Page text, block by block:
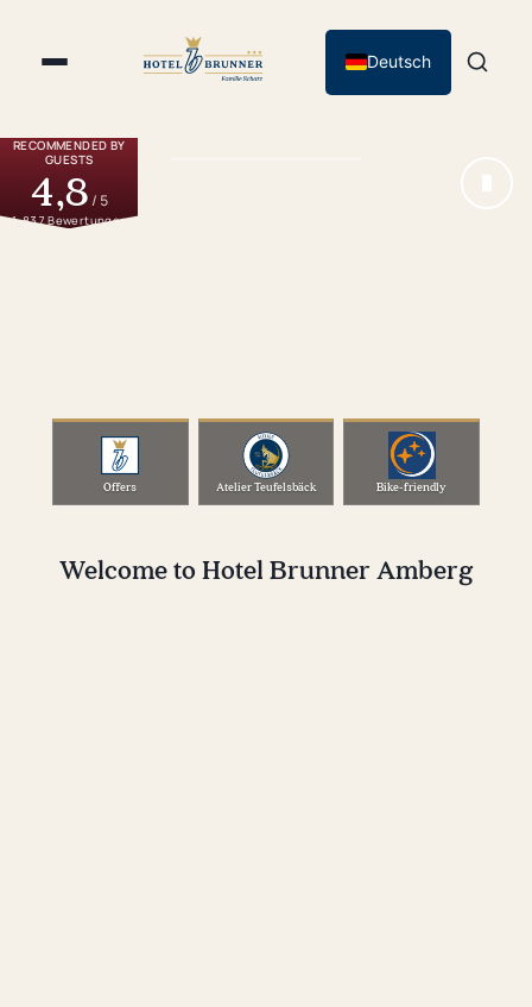
Deutsch
Brunnenfest
festival weekend in Amberg.
VIEW OFFER
RECOMMENDED BY
GUESTS
4,8/ 5
1,837 Bewertungen
Offers Atelier Teufelsbäck Bike-friendly
Welcome to Hotel Brunner Amberg